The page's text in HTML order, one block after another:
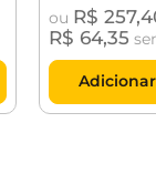
ou R$ 257,
R$ 64,35